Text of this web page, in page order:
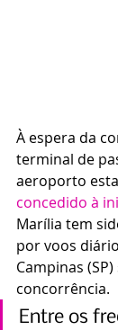
À espera da
terminal de
aeroporto
concedido à
Marília tem
por voos
Campinas
concorrência.
Entre os